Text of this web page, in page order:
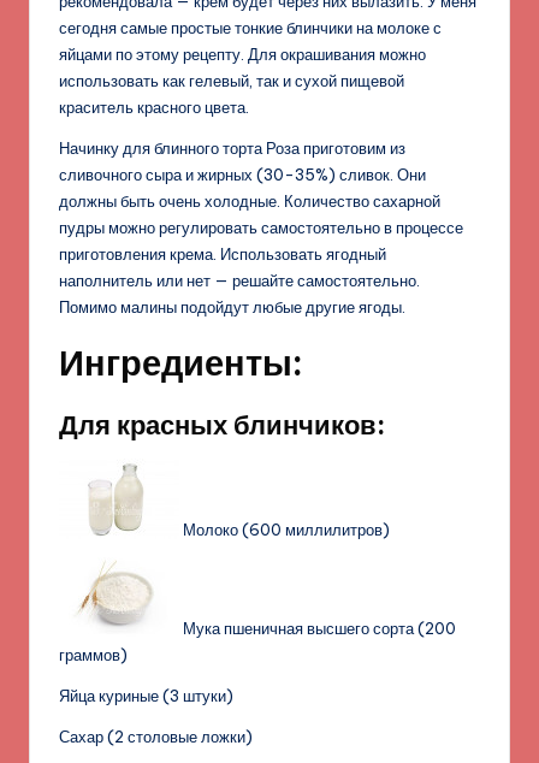
сегодня самые простые тонкие блинчики на молоке с
яйцами по этому рецепту. Для окрашивания можно
использовать как гелевый, так и сухой пищевой
краситель красного цвета.
Начинку для блинного торта Роза приготовим из
сливочного сыра и жирных (30-35%) сливок. Они
должны быть очень холодные. Количество сахарной
пудры можно регулировать самостоятельно в процессе
приготовления крема. Использовать ягодный
наполнитель или нет — решайте самостоятельно.
Помимо малины подойдут любые другие ягоды.
Ингредиенты:
Для красных блинчиков:
Молоко (600 миллилитров)
Мука пшеничная высшего сорта (200
граммов)
Яйца куриные (3 штуки)
Сахар (2 столовые ложки)